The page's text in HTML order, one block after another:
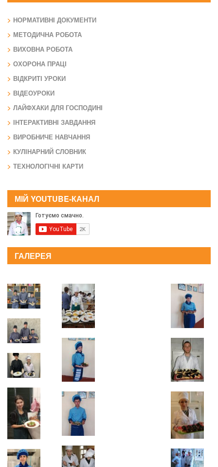
НОРМАТИВНІ ДОКУМЕНТИ
МЕТОДИЧНА РОБОТА
ВИХОВНА РОБОТА
ОХОРОНА ПРАЦІ
ВІДКРИТІ УРОКИ
ВІДЕОУРОКИ
ЛАЙФХАКИ ДЛЯ ГОСПОДИНІ
ІНТЕРАКТИВНІ ЗАВДАННЯ
ВИРОБНИЧЕ НАВЧАННЯ
КУЛІНАРНИЙ СЛОВНИК
ТЕХНОЛОГІЧНІ КАРТИ
МІЙ YOUTUBE-КАНАЛ
ГАЛЕРЕЯ